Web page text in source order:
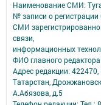
Наименование СМИ:
№ записи о
СМИ
связи,
информационных
ФИО главного
Адрес редакции:
Татарстан,
А.Абязова, д.5